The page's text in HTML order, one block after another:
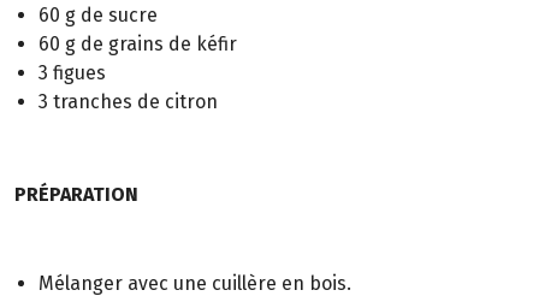
60 g de sucre
60 g de grains de kéfir
3 figues
3 tranches de citron
PRÉPARATION
Mélanger avec une cuillère en bois.